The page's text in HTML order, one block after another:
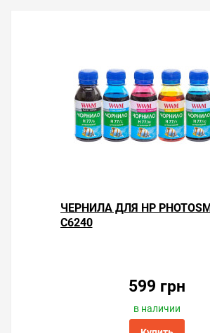
ЧЕРНИЛА ДЛЯ HP
C6240
599 грн
в наличии